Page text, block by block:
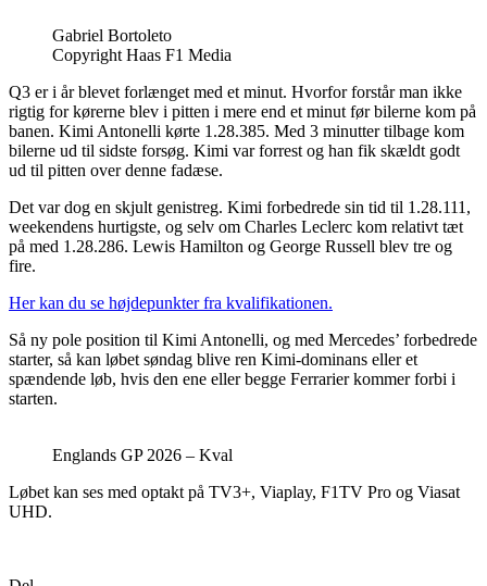
Gabriel Bortoleto
Copyright Haas F1 Media
Q3 er i år blevet forlænget med et minut. Hvorfor forstår man ikke
rigtig for kørerne blev i pitten i mere end et minut før bilerne kom på
banen. Kimi Antonelli kørte 1.28.385. Med 3 minutter tilbage kom
bilerne ud til sidste forsøg. Kimi var forrest og han fik skældt godt
ud til pitten over denne fadæse.
Det var dog en skjult genistreg. Kimi forbedrede sin tid til 1.28.111,
weekendens hurtigste, og selv om Charles Leclerc kom relativt tæt
på med 1.28.286. Lewis Hamilton og George Russell blev tre og
fire.
Her kan du se højdepunkter fra kvalifikationen.
Så ny pole position til Kimi Antonelli, og med Mercedes’ forbedrede
starter, så kan løbet søndag blive ren Kimi-dominans eller et
spændende løb, hvis den ene eller begge Ferrarier kommer forbi i
starten.
Englands GP 2026 – Kval
Løbet kan ses med optakt på TV3+, Viaplay, F1TV Pro og Viasat
UHD.